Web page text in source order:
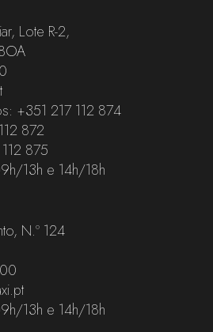
Lote R-2,
+351 217 112 874
872
875
13h e 14h/18h
N.º 124
13h e 14h/18h